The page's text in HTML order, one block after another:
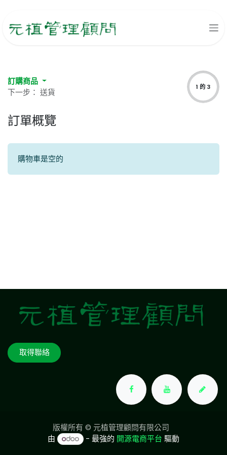
訂購商品
下一步： 送貨
1 的 3
訂單概覽
購物車是空的
取得聯絡
版權所有 © 元植管理顧問有限公司
由
- 最強的 開源電商平台 驅動